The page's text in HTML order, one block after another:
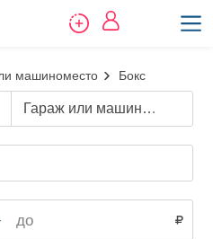
машиноместо Бокс
Гараж или машиноместо